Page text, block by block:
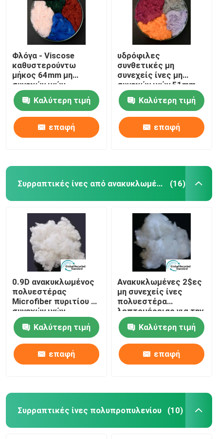
Προϊόντα
Φλόγα - Viscose
καθυστερούντω
μήκος 64mm μη
συνεχών ινών
φυσικές
κυτταρινικές ίνες
Καλύτερη τιμή
επαφή
υδρόφιλες
συνθετικές μη
συνεχείς ίνες μη
συνεχών ινών 51mm
Καλύτερη τιμή
επαφή
Συρραπτικές ίνες από ανακυκλωμένο πολυεστέρα (16)
0.9D ανακυκλωμένος
πολυεστέρας
Microfiber πυριτίου μη
συνεχών ινών
πολυεστέρα
Καλύτερη τιμή
επαφή
Ανακυκλωμένες 2$ες
μη συνεχείς ίνες
πολυεστέρα
λεπτομέρειας για την
πλήρωση καναπέδων
Καλύτερη τιμή
επαφή
Συρραπτικές ίνες πολυπροπυλενίου (10)